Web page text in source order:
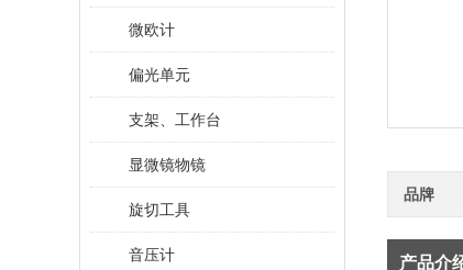
微欧计
偏光单元
支架、工作台
显微镜物镜
旋切工具
音压计
品牌
产品介